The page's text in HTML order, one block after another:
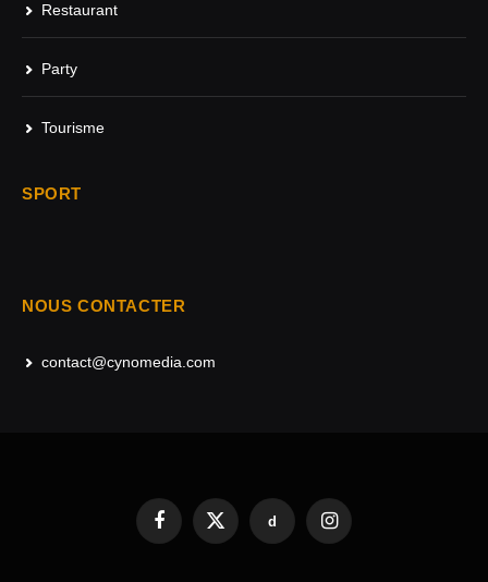
Restaurant
Party
Tourisme
SPORT
NOUS CONTACTER
contact@cynomedia.com
FacebookX
d
Instagram